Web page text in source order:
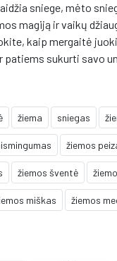
sniege, mėto
magiją ir vaikų
kaip mergaitė
sukurti savo
žiema sniegas
žiemos
žiemos šventė
miškas žiemos